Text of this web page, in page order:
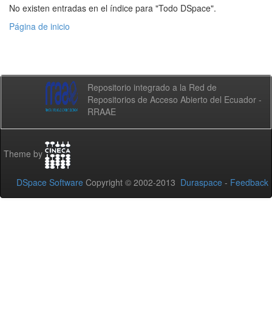
No existen entradas en el índice para "Todo DSpace".
Página de inicio
Repositorio integrado a la Red de
Repositorios de Acceso Abierto del Ecuador -
RRAAE
Theme by
DSpace Software Copyright © 2002-2013 Duraspace - Feedback